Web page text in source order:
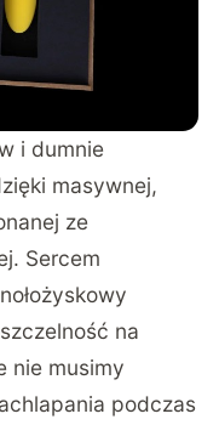
i dumnie
masywnej,
ze
Sercem
na
nie musimy
podczas